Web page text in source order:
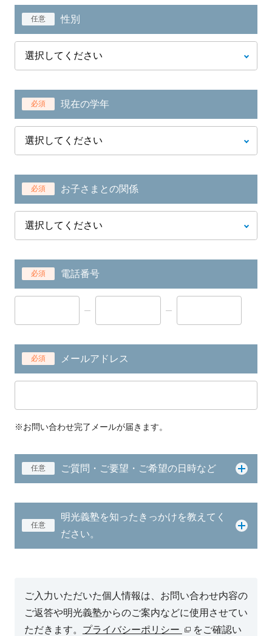
任意 性別
必須 現在の学年
必須 お子さまとの関係
必須 電話番号
必須 メールアドレス
※お問い合わせ完了メールが届きます。
任意 ご質問・ご要望・ご希望の日時など
任意
明光義塾を知ったきっかけを教えてく
ださい。
ご入力いただいた個人情報は、お問い合わせ内容の
ご返答や明光義塾からのご案内などに使用させてい
ただきます。 プライバシーポリシー をご確認い